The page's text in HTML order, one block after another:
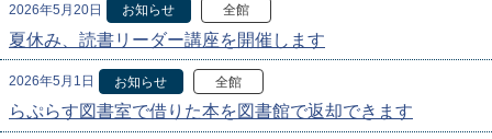
2026年5月20日 お知らせ 全館
夏休み、読書リーダー講座を開催します
2026年5月1日 お知らせ 全館
らぷらす図書室で借りた本を図書館で返却できます